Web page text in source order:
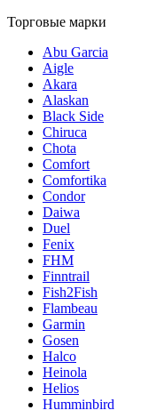
Торговые марки
Abu Garcia
Aigle
Akara
Alaskan
Black Side
Chiruca
Chota
Comfort
Comfortika
Condor
Daiwa
Duel
Fenix
FHM
Finntrail
Fish2Fish
Flambeau
Garmin
Gosen
Halco
Heinola
Helios
Humminbird